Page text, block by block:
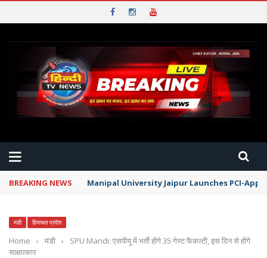
BREAKING NEWS Manipal University Jaipur Launches PCI-
मंडी हिमाचल प्रदेश
Home › मंडी ›
SPU Mandi: एसपीयू में भर्ती होंगे 35 गेस्ट फैकल्टी, इस दिन से होंगे
साक्षात्कार